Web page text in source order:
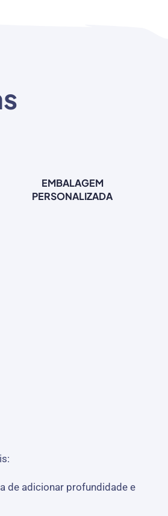
EMBALAGEM
PERSONALIZADA
de adicionar profundidade e